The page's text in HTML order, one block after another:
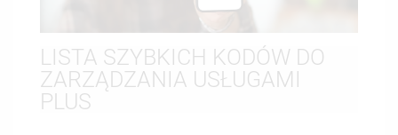
LISTA SZYBKICH KODÓW DO
ZARZĄDZANIA USŁUGAMI
PLUS